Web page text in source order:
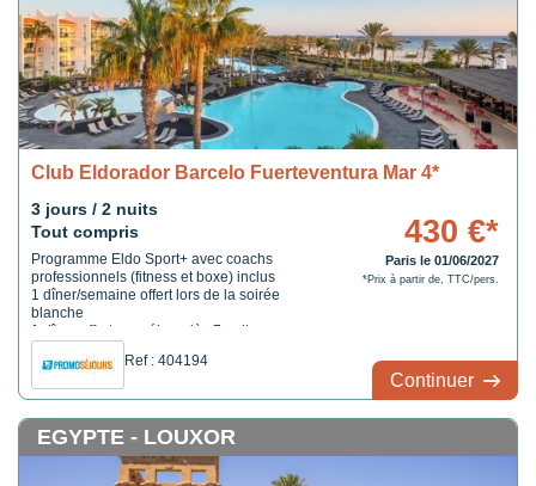
Club Eldorador Barcelo Fuerteventura Mar 4*
3 jours / 2 nuits
Tout compris
Programme Eldo Sport+ avec coachs
professionnels (fitness et boxe) inclus
1 dîner/semaine offert lors de la soirée
blanche
1 dîner offert par séjour dès 7 nuits
Ref : 404194
430 €*
Paris le 01/06/2027
*Prix à partir de, TTC/pers.
Continuer
EGYPTE - LOUXOR